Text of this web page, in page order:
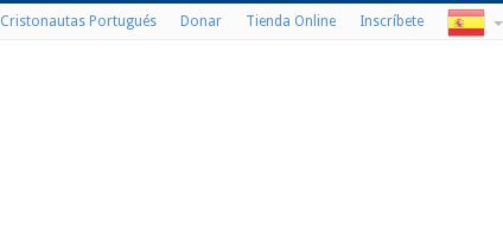
Cristonautas Portugués Donar Tienda Online Inscríbete